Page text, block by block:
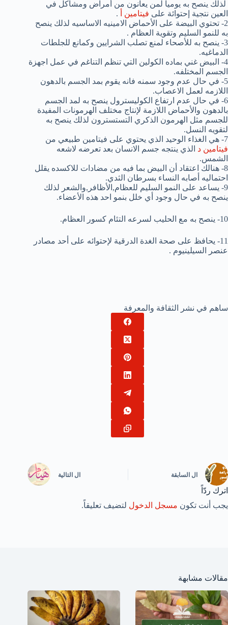
لذلك ينصح به يوميا لمن يعانون من أمراض ومشاكل في
العين نتجية إحتوائة على فيتامين أ
.
2- تحتوي البيضة على الأحماض الامينيه الاساسيه لذلك ينصح
به للنمو السليم وتقوية العظام .
3- ينصح به للأصحاء لمنع تصلب الشرايين وكمانع للجلطات
الدماغيه.
4- البيض غني بماده الكولين التي تنظم التناغم في عمل اجهزة
الجسم المختلفه.
5- في حال عدم وجود سمنه فانه يقوم بمد الجسم بالدهون
اللازمه لعمل الاعصاب.
6- في حال عدم ارتفاع الكوليسترول ينصح به لمد الجسم
بالدهون والأحماض اللازمة لإنتاج مختلف الهرمونات المفيدة
للجسم مثل الهرمون الذكري التستسترون لذلك ينصح به
لتقويه النسل.
7- هي الغذاء الوحيد الذي يحتوي على فيتامين طبيعي من
فيتامين د الذي ينتجه جسم الانسان بعد تعرضه لاشعه
الشمس.
8- هنالك اعتقاد أن البيض بما فيه من مضادات للاكسده يقلل
احتماليه أصابه النساء بسرطان الثدي.
9- يساعد على النمو السليم للعظام,الأظافر,والشعر لذلك
ينصح به في حال وجود أي خلل بنمو احد هذه الأعضاء.
10- ينصح به مع الحليب لسرعه التئام كسور العظام.
11- يحافظ على صحة الغدة الدرقية لإحتوائه على أحد مصادر
عنصر السيلينيوم .
ساهم في نشر الثقافة والمعرفة
ال السابقة ال التالية
اترك ردّاً
يجب أنت تكون مسجل الدخول لتضيف تعليقاً.
مقالات مشابهة